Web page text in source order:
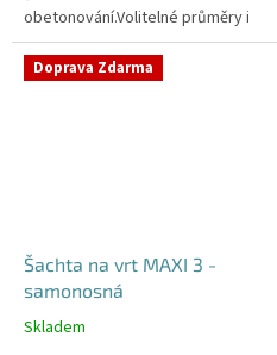
obetonování.Volitelné průměry i
pozice prostupů na pažení vrtu,
hadice i elektřinu -
požadované...
Doprava Zdarma
Šachta na vrt MAXI 3 -
samonosná
Průměrné
Skladem